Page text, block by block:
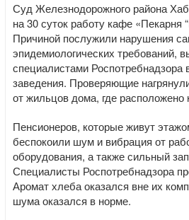
Суд Железнодорожного района
на 30 суток работу кафе «Пекарня
Причиной послужили нарушения
эпидемиологических требований,
специалистами Роспотребнадзора
заведения. Проверяющие
от жильцов дома, где расположено
Пенсионеров, которые живут
беспокоили шум и вибрация от
оборудования, а также сильный
Специалисты Роспотребнадзора
Аромат хлеба оказался вне их
шума оказался в норме.